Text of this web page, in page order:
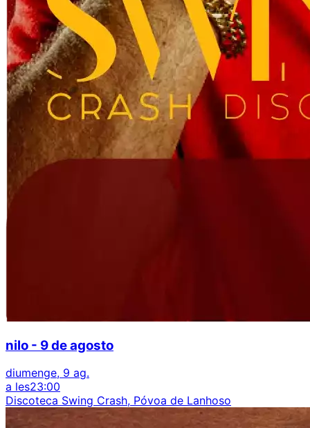
nilo - 9 de agosto
diumenge, 9 ag.
a les23:00
Discoteca Swing Crash, Póvoa de Lanhoso